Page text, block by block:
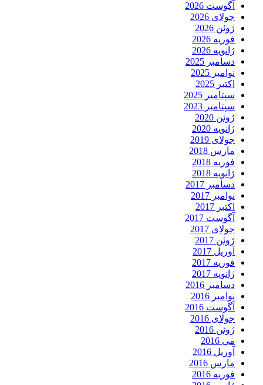
آگوست 2026
جولای 2026
ژوئن 2026
فوریه 2026
ژانویه 2026
دسامبر 2025
نوامبر 2025
اکتبر 2025
سپتامبر 2025
سپتامبر 2023
ژوئن 2020
ژانویه 2020
جولای 2019
مارس 2018
فوریه 2018
ژانویه 2018
دسامبر 2017
نوامبر 2017
اکتبر 2017
آگوست 2017
جولای 2017
ژوئن 2017
آوریل 2017
فوریه 2017
ژانویه 2017
دسامبر 2016
نوامبر 2016
آگوست 2016
جولای 2016
ژوئن 2016
می 2016
آوریل 2016
مارس 2016
فوریه 2016